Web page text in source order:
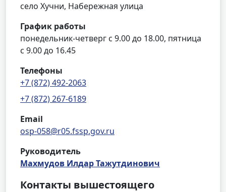
село Хучни, Набережная улица
График работы
понедельник-четверг с 9.00 до 18.00, пятница
с 9.00 до 16.45
Телефоны
+7 (872) 492-2063
+7 (872) 267-6189
Email
osp-058@r05.fssp.gov.ru
Руководитель
Махмудов Илдар Тажутдинович
Контакты вышестоящего